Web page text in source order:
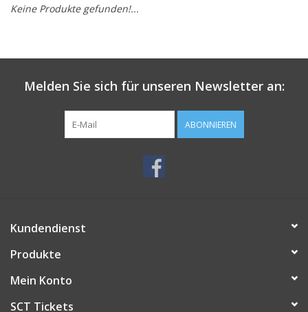
Keine Produkte gefunden!...
Melden Sie sich für unseren Newsletter an:
ABONNIEREN
Kundendienst
Produkte
Mein Konto
SCT Tickets